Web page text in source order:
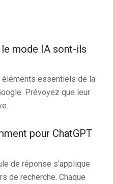
mode IA sont-ils
essentiels de la
Prévoyez que leur
pour ChatGPT
de réponse s'applique
de recherche. Chaque